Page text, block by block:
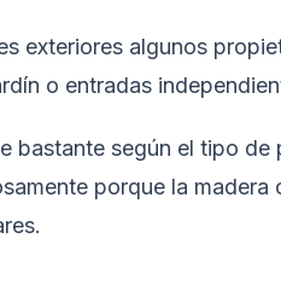
exteriores algunos
o entradas
bastante según el tipo
porque la